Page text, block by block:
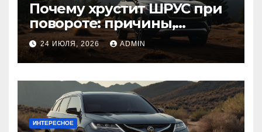
Почему хрустит ШРУС при
повороте: причины,
диагностика
24 ИЮЛЯ, 2026 ADMIN
ИНТЕРЕСНОЕ